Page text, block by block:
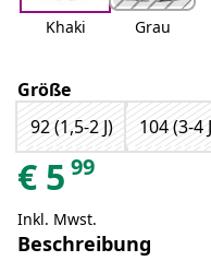
Khaki Grau
Größe
92 (1,5-2 J)
104 (3-4
€ 5 99
Inkl. Mwst.
Beschreibung